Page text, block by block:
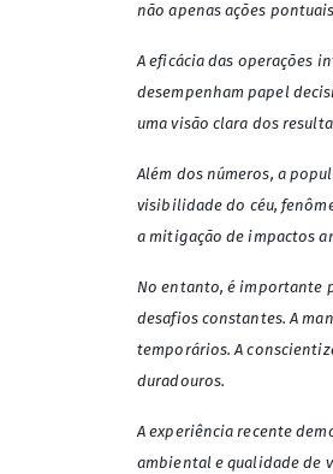
não apenas ações
A eficácia das operações
desempenham papel
uma visão clara dos
Além dos números, a
visibilidade do céu,
a mitigação de impactos
No entanto, é importante
desafios constantes. A
temporários. A
duradouros.
A experiência recente
ambiental e qualidade de